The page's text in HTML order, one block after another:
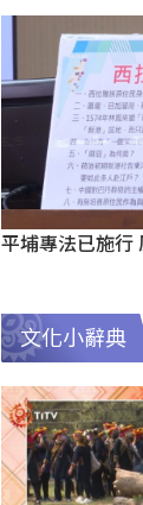
平埔專法已施行
文化小辭典